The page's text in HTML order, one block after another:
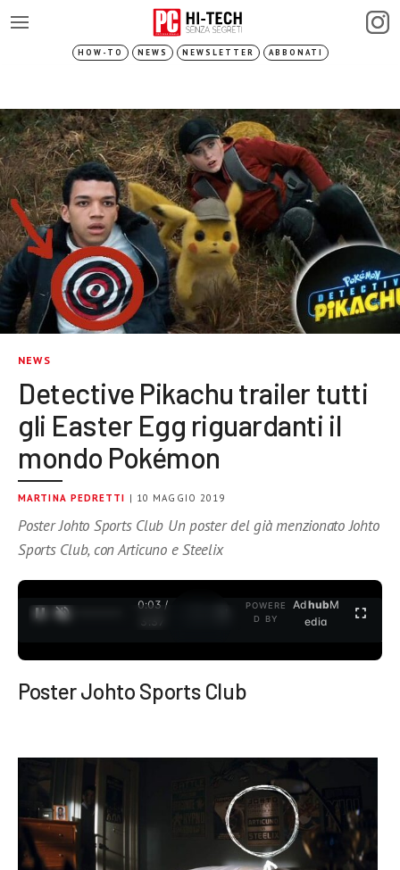
HOW-TO NEWS NEWSLETTER ABBONATI
NEWS
Detective Pikachu trailer tutti
gli Easter Egg riguardanti il
mondo Pokémon
MARTINA PEDRETTI | 10 MAGGIO 2019
Poster Johto Sports Club Un poster del già menzionato Johto
Sports Club, con Articuno e Steelix
0:03 /
3:37
POWERE
D BY
AdhubM
edia
Poster Johto Sports Club